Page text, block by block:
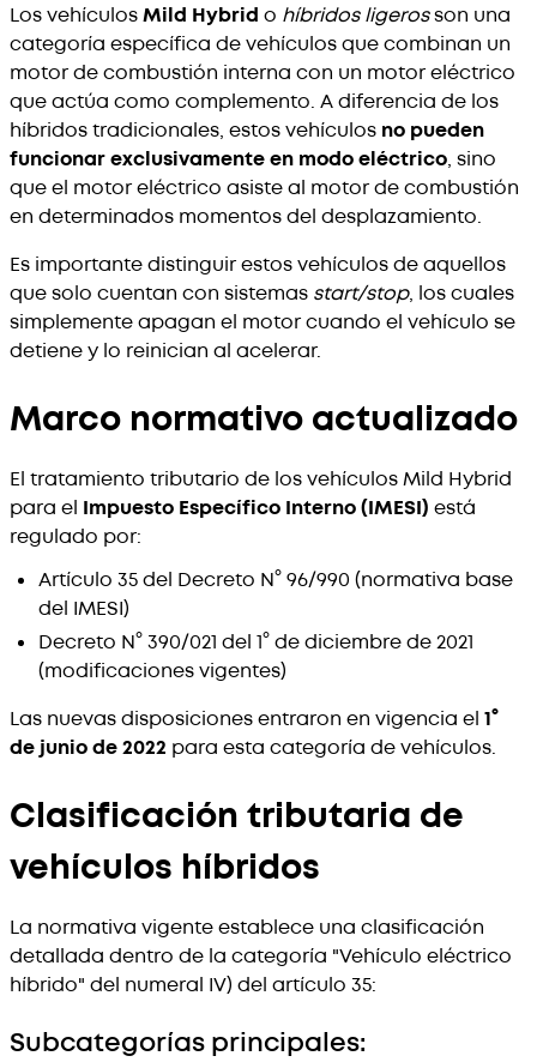
Los vehículosMild Hybrid o híbridos ligerosson una
categoría específica de vehículos que combinan un
motor de combustión interna con un motor eléctrico
que actúa como complemento. A diferencia de los
híbridos tradicionales, estos vehículos no pueden
funcionar exclusivamente en modo eléctrico, sino
que el motor eléctrico asiste al motor de combustión
en determinados momentos del desplazamiento.
Es importante distinguir estos vehículos de aquellos
que solo cuentan con sistemas start/stop, los cuales
simplemente apagan el motor cuando el vehículo se
detiene y lo reinician al acelerar.
Marco normativo actualizado
El tratamiento tributario de los vehículos Mild Hybrid
para el Impuesto Específico Interno (IMESI) está
regulado por:
Artículo 35 del Decreto N° 96/990 (normativa base
del IMESI)
Decreto N° 390/021 del 1° de diciembre de 2021
(modificaciones vigentes)
Las nuevas disposiciones entraron en vigencia el 1°
de junio de 2022 para esta categoría de vehículos.
Clasificación tributaria de
vehículos híbridos
La normativa vigente establece una clasificación
detallada dentro de la categoría "Vehículo eléctrico
híbrido" del numeral IV) del artículo 35:
Subcategorías principales: